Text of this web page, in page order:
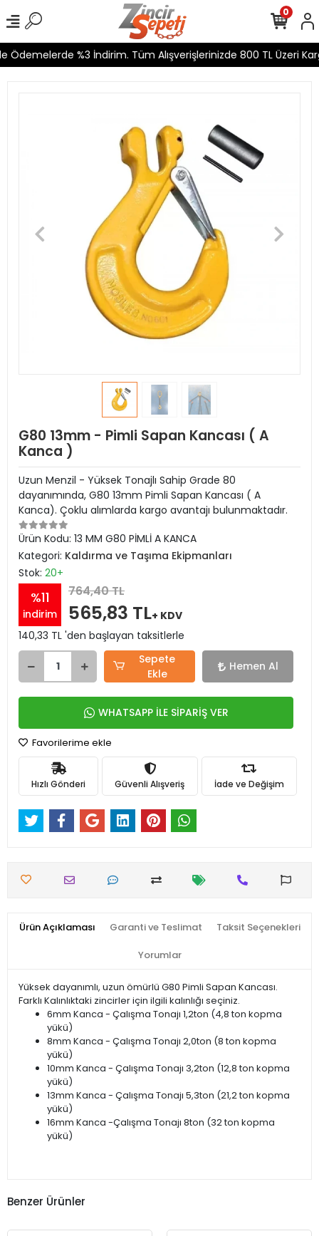
Ödemelerde %3 İndirim. Tüm Alışverişlerinizde 800 TL Üzeri
0
G80 13mm - Pimli Sapan Kancası ( A
Kanca )
Uzun Menzil - Yüksek Tonajlı Sahip Grade 80
dayanımında, G80 13mm Pimli Sapan Kancası ( A
Kanca). Çoklu alımlarda kargo avantajı bulunmaktadır.
Ürün Kodu: 13 MM G80 PİMLİ A KANCA
Kategori: Kaldırma ve Taşıma Ekipmanları
Stok: 20+
%11
indirim
764,40 TL
565,83 TL+ KDV
140,33 TL 'den başlayan taksitlerle
Sepete
Ekle
Hemen Al
WHATSAPP İLE SİPARİŞ VER
Favorilerime ekle
Hızlı Gönderi Güvenli Alışveriş İade ve Değişim
Ürün Açıklaması Garanti ve Teslimat Taksit Seçenekleri
Yorumlar
Yüksek dayanımlı, uzun ömürlü G80 Pimli Sapan Kancası.
Farklı Kalınlıktaki zincirler için ilgili kalınlığı seçiniz.
6mm Kanca - Çalışma Tonajı 1,2ton (4,8 ton kopma
yükü)
8mm Kanca - Çalışma Tonajı 2,0ton (8 ton kopma
yükü)
10mm Kanca - Çalışma Tonajı 3,2ton (12,8 ton kopma
yükü)
13mm Kanca - Çalışma Tonajı 5,3ton (21,2 ton kopma
yükü)
16mm Kanca -Çalışma Tonajı 8ton (32 ton kopma
yükü)
Benzer Ürünler